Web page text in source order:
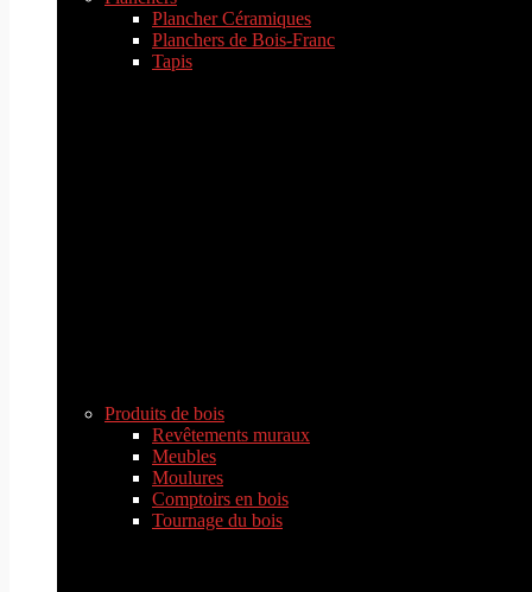
Plancher Céramiques
Planchers de Bois-Franc
Tapis
Produits de bois
Revêtements muraux
Meubles
Moulures
Comptoirs en bois
Tournage du bois